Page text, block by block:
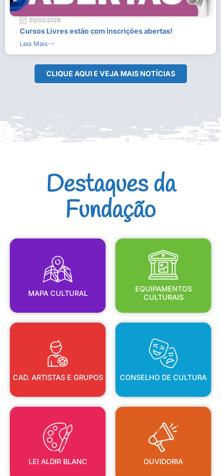
03/03/2026
Cursos Livres estão com inscrições abertas!
Leia Mais
CLIQUE AQUI E VEJA MAIS NOTÍCIAS
Destaques da
Fundação
MAPA CULTURAL
MAPA CULTURAL
EQUIPAMENTOS
CULTURAIS
EQUIPAMENTOS
CULTURAIS
CAD. ARTISTAS E GRUPOS
CAD. ARTISTAS E GRUPOS
CONSELHO DE CULTURA
CONSELHO DE CULTURA
LEI ALDIR BLANC
LEI ALDIR BLANC
OUVIDORIA
OUVIDORIA